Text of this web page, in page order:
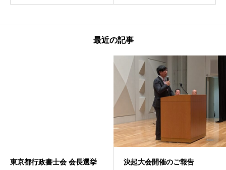
最近の記事
東京都行政書士会 会長選挙
決起大会開催のご報告